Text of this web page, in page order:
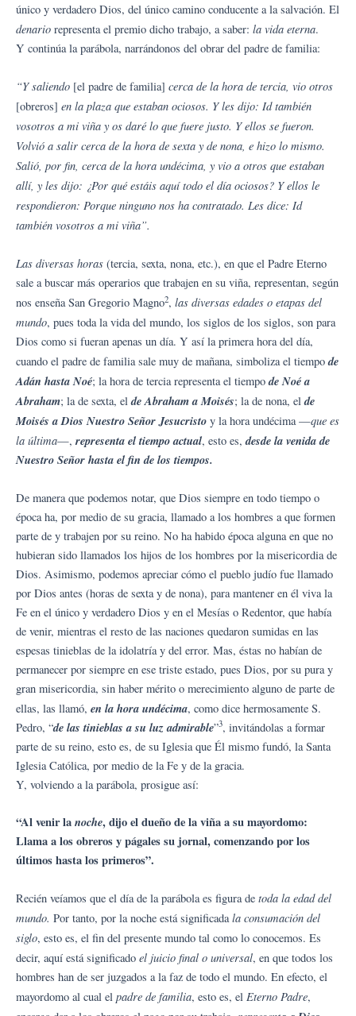
único y verdadero Dios, del único camino conducente a la salvación. El
denario representa el premio dicho trabajo, a saber: la vida eterna.
Y continúa la parábola, narrándonos del obrar del padre de familia:
“Y saliendo [el padre de familia] cerca de la hora de tercia, vio otros
[obreros] en la plaza que estaban ociosos. Y les dijo: Id también
vosotros a mi viña y os daré lo que fuere justo. Y ellos se fueron.
Volvió a salir cerca de la hora de sexta y de nona, e hizo lo mismo.
Salió, por fin, cerca de la hora undécima, y vio a otros que estaban
allí, y les dijo: ¿Por qué estáis aquí todo el día ociosos? Y ellos le
respondieron: Porque ninguno nos ha contratado. Les dice: Id
también vosotros a mi viña”.
Las diversas horas (tercia, sexta, nona, etc.), en que el Padre Eterno
sale a buscar más operarios que trabajen en su viña, representan, según
nos enseña San Gregorio Magno2, las diversas edades o etapas del
mundo, pues toda la vida del mundo, los siglos de los siglos, son para
Dios como si fueran apenas un día. Y así la primera hora del día,
cuando el padre de familia sale muy de mañana, simboliza el tiempode
Adán hasta Noé; la hora de tercia representa el tiempode Noé a
Abraham; la de sexta, elde Abraham a Moisés; la de nona, elde
Moisés a Dios Nuestro Señor Jesucristo y la hora undécima —que es
la última—,representa el tiempo actual, esto es,desde la venida de
Nuestro Señor hasta el fin de los tiempos.
De manera que podemos notar, que Dios siempre en todo tiempo o
época ha, por medio de su gracia, llamado a los hombres a que formen
parte de y trabajen por su reino. No ha habido época alguna en que no
hubieran sido llamados los hijos de los hombres por la misericordia de
Dios. Asimismo, podemos apreciar cómo el pueblo judío fue llamado
por Dios antes (horas de sexta y de nona), para mantener en él viva la
Fe en el único y verdadero Dios y en el Mesías o Redentor, que había
de venir, mientras el resto de las naciones quedaron sumidas en las
espesas tinieblas de la idolatría y del error. Mas, éstas no habían de
permanecer por siempre en ese triste estado, pues Dios, por su pura y
gran misericordia, sin haber mérito o merecimiento alguno de parte de
ellas, las llamó, en la hora undécima, como dice hermosamente S.
Pedro, “de las tinieblas a su luz admirable”3, invitándolas a formar
parte de su reino, esto es, de su Iglesia que Él mismo fundó, la Santa
Iglesia Católica, por medio de la Fe y de la gracia.
Y, volviendo a la parábola, prosigue así:
“Al venir lanoche, dijo el dueño de la viña a su mayordomo:
Llama a los obreros y págales su jornal, comenzando por los
últimos hasta los primeros”.
Recién veíamos que el día de la parábola es figura de toda la edad del
mundo. Por tanto, por la noche está significadala consumación del
siglo, esto es, el fin del presente mundo tal como lo conocemos. Es
decir, aquí está significado el juicio final o universal, en que todos los
hombres han de ser juzgados a la faz de todo el mundo. En efecto, el
mayordomo al cual el padre de familia, esto es, el Eterno Padre,